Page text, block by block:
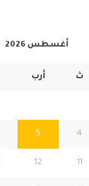
أغسطس 2026
ث أرب
4
5
11
12